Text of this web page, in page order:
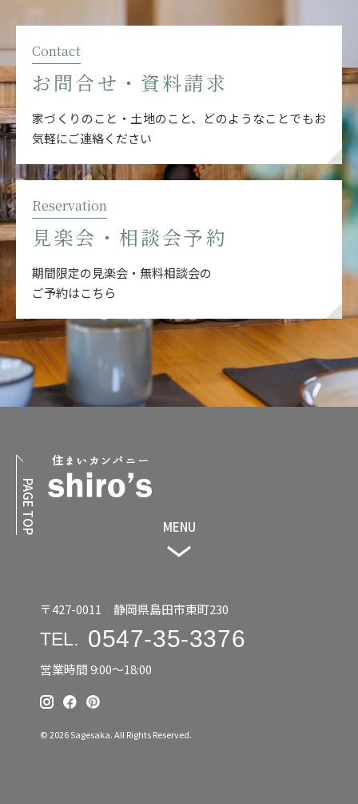
Contact
お問合せ・資料請求
家づくりのこと・土地のこと、どのようなことでもお
気軽にご連絡ください
Reservation
見楽会・相談会予約
期間限定の見楽会・無料相談会の
ご予約はこちら
MENU
〒427-0011 静岡県島田市東町230
TEL. 0547-35-3376
営業時間 9:00〜18:00
PAGE TOP
© 2026 Sagesaka. All Rights Reserved.